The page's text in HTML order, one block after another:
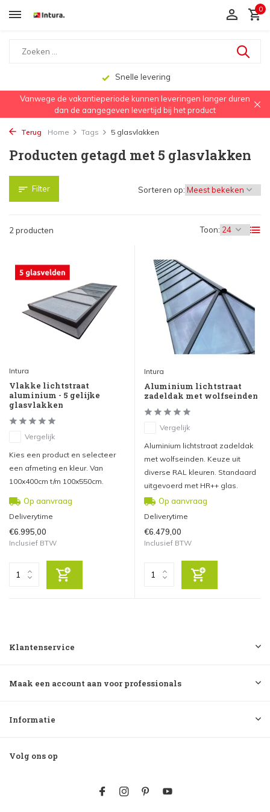
0
Snelle levering
Vanwege de vakantieperiode kunnen leveringen langer duren
dan de aangegeven levertijd bij het product
Terug Home Tags 5 glasvlakken
Producten getagd met 5 glasvlakken
Filter
2 producten Toon:
Sorteren op:
Intura
Vlakke lichtstraat
aluminium - 5 gelijke
glasvlakken
Vergelijk
Kies een product en selecteer
een afmeting en kleur. Van
100x400cm t/m 100x550cm.
Op aanvraag
Deliverytime
€6.995,00
Inclusief BTW
Intura
Aluminium lichtstraat
zadeldak met wolfseinden
Vergelijk
Aluminium lichtstraat zadeldak
met wolfseinden. Keuze uit
diverse RAL kleuren. Standaard
uitgevoerd met HR++ glas.
Op aanvraag
Deliverytime
€6.479,00
Inclusief BTW
Klantenservice
Maak een account aan voor professionals
Informatie
Volg ons op